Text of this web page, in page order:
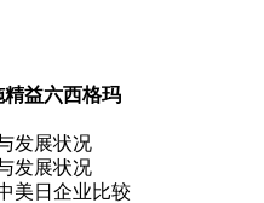
益六西格玛
发展状况
发展状况
美日企业比较